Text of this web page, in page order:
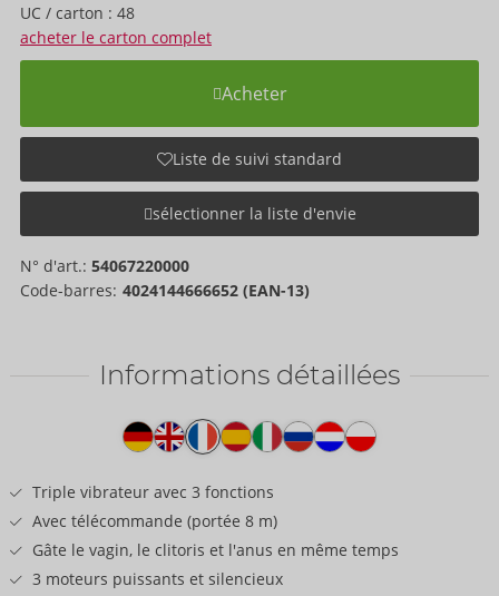
UC / carton : 48
acheter le carton complet
Acheter
Liste de suivi standard
sélectionner la liste d'envie
N° d'art.: 54067220000
Code-barres: 4024144666652 (EAN-13)
Informations détaillées
Triple vibrateur avec 3 fonctions
Avec télécommande (portée 8 m)
Gâte le vagin, le clitoris et l'anus en même temps
3 moteurs puissants et silencieux